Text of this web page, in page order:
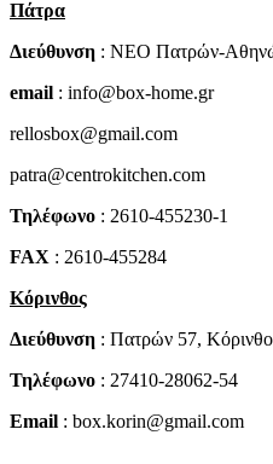
Πάτρα
Διεύθυνση : NEO Πατρών-
email : info@box-home.gr
rellosbox@gmail.com
patra@centrokitchen.com
Τηλέφωνο : 2610-455230-1
FAX : 2610-455284
Κόρινθος
Διεύθυνση : Πατρών 57,
Τηλέφωνο : 27410-28062-54
Email : box.korin@gmail.com